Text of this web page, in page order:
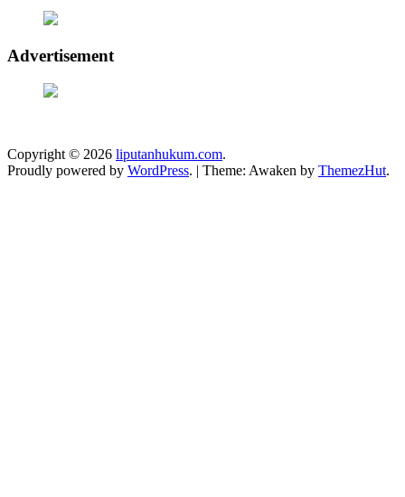
Advertisement
Copyright © 2026 liputanhukum.com.
Proudly powered by WordPress. | Theme: Awaken by ThemezHut.